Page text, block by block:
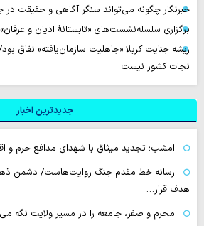
خبرنگار چگونه می‌تواند سنگر آگاهی و حقیقت در
برگزاری سلسله‌نشست‌های «تابستانهٔ ادیان و عرفان»
ریشه جنایت کربلا «جاهلیت سازمان‌یافته» نفاق
نجات کشور نیست
جدیدترین اخبار
امشب؛ تجدید میثاق با شهدای مدافع حرم و
رسانه‌ خط مقدم جنگ روایت‌هاست/ دشمن
هدف قرار…
محرم و صفر، جامعه را در مسیر ولایت نگه